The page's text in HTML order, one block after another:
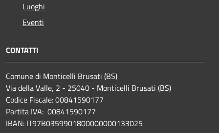
Luoghi
Eventi
CONTATTI
Comune di Monticelli Brusati (BS)
Via della Valle, 2 - 25040 - Monticelli Brusati (BS)
Codice Fiscale: 00841590177
Partita IVA: 00841590177
IBAN: IT97B0359901800000000133025